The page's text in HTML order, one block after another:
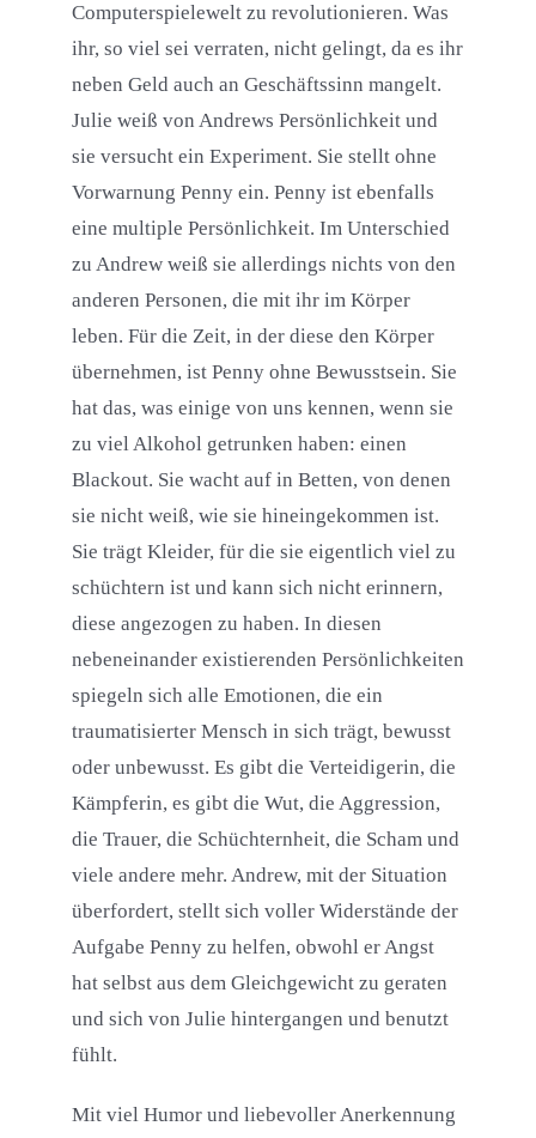
Computerspielewelt zu revolutionieren. Was
ihr, so viel sei verraten, nicht gelingt, da es ihr
neben Geld auch an Geschäftssinn mangelt.
Julie weiß von Andrews Persönlichkeit und
sie versucht ein Experiment. Sie stellt ohne
Vorwarnung Penny ein. Penny ist ebenfalls
eine multiple Persönlichkeit. Im Unterschied
zu Andrew weiß sie allerdings nichts von den
anderen Personen, die mit ihr im Körper
leben. Für die Zeit, in der diese den Körper
übernehmen, ist Penny ohne Bewusstsein. Sie
hat das, was einige von uns kennen, wenn sie
zu viel Alkohol getrunken haben: einen
Blackout. Sie wacht auf in Betten, von denen
sie nicht weiß, wie sie hineingekommen ist.
Sie trägt Kleider, für die sie eigentlich viel zu
schüchtern ist und kann sich nicht erinnern,
diese angezogen zu haben. In diesen
nebeneinander existierenden Persönlichkeiten
spiegeln sich alle Emotionen, die ein
traumatisierter Mensch in sich trägt, bewusst
oder unbewusst. Es gibt die Verteidigerin, die
Kämpferin, es gibt die Wut, die Aggression,
die Trauer, die Schüchternheit, die Scham und
viele andere mehr. Andrew, mit der Situation
überfordert, stellt sich voller Widerstände der
Aufgabe Penny zu helfen, obwohl er Angst
hat selbst aus dem Gleichgewicht zu geraten
und sich von Julie hintergangen und benutzt
fühlt.
Mit viel Humor und liebevoller Anerkennung